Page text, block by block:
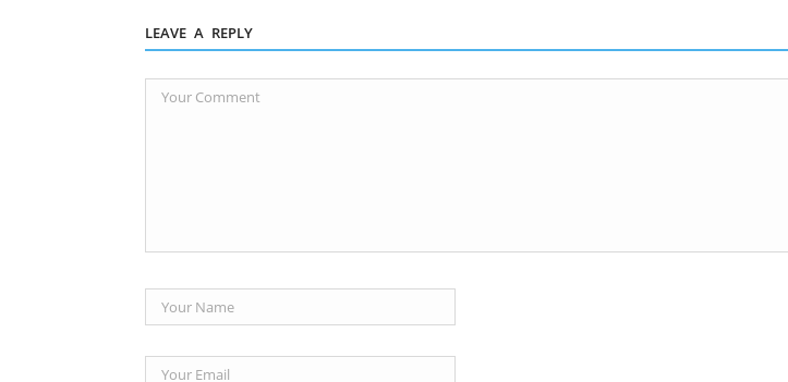
LEAVE A REPLY